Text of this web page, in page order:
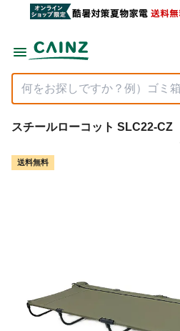
スチールローコット SLC22-CZ
送料無料